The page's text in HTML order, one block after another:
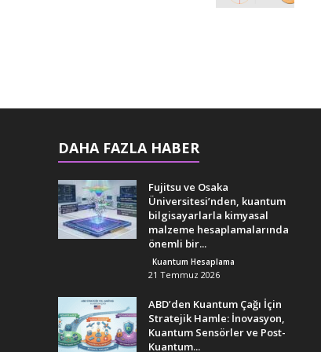
DAHA FAZLA HABER
Fujitsu ve Osaka
Üniversitesi’nden, kuantum
bilgisayarlarla kimyasal
malzeme hesaplamalarında
önemli bir...
Kuantum Hesaplama
21 Temmuz 2026
ABD’den Kuantum Çağı İçin
Stratejik Hamle: İnovasyon,
Kuantum Sensörler ve Post-
Kuantum...